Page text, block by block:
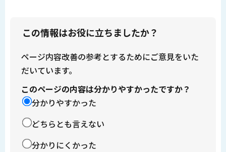
この情報はお役に立ちましたか？
ページ内容改善の参考とするためにご意見をいた
だいています。
このページの内容は分かりやすかったですか？
分かりやすかった
どちらとも言えない
分かりにくかった